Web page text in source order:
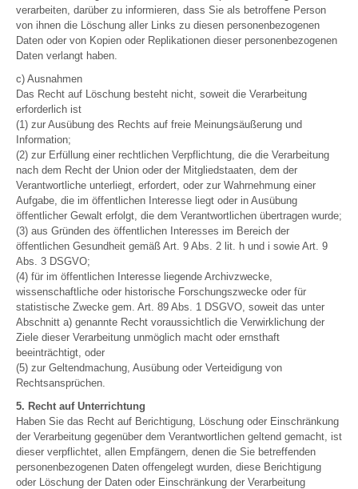
verarbeiten, darüber zu informieren, dass Sie als betroffene Person
von ihnen die Löschung aller Links zu diesen personenbezogenen
Daten oder von Kopien oder Replikationen dieser personenbezogenen
Daten verlangt haben.
c) Ausnahmen
Das Recht auf Löschung besteht nicht, soweit die Verarbeitung
erforderlich ist
(1) zur Ausübung des Rechts auf freie Meinungsäußerung und
Information;
(2) zur Erfüllung einer rechtlichen Verpflichtung, die die Verarbeitung
nach dem Recht der Union oder der Mitgliedstaaten, dem der
Verantwortliche unterliegt, erfordert, oder zur Wahrnehmung einer
Aufgabe, die im öffentlichen Interesse liegt oder in Ausübung
öffentlicher Gewalt erfolgt, die dem Verantwortlichen übertragen wurde;
(3) aus Gründen des öffentlichen Interesses im Bereich der
öffentlichen Gesundheit gemäß Art. 9 Abs. 2 lit. h und i sowie Art. 9
Abs. 3 DSGVO;
(4) für im öffentlichen Interesse liegende Archivzwecke,
wissenschaftliche oder historische Forschungszwecke oder für
statistische Zwecke gem. Art. 89 Abs. 1 DSGVO, soweit das unter
Abschnitt a) genannte Recht voraussichtlich die Verwirklichung der
Ziele dieser Verarbeitung unmöglich macht oder ernsthaft
beeinträchtigt, oder
(5) zur Geltendmachung, Ausübung oder Verteidigung von
Rechtsansprüchen.
5. Recht auf Unterrichtung
Haben Sie das Recht auf Berichtigung, Löschung oder Einschränkung
der Verarbeitung gegenüber dem Verantwortlichen geltend gemacht, ist
dieser verpflichtet, allen Empfängern, denen die Sie betreffenden
personenbezogenen Daten offengelegt wurden, diese Berichtigung
oder Löschung der Daten oder Einschränkung der Verarbeitung